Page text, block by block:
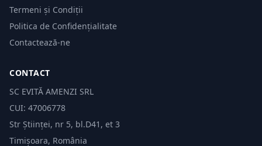
Termeni și Condiții
Politica de Confidențialitate
Contactează-ne
CONTACT
SC EVITĂ AMENZI SRL
CUI: 47006778
Str Științei, nr 5, bl.D41, et 3
Timișoara, România